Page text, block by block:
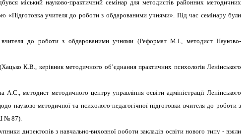
міський науково-практичний семінар для методистів районних методичних
«Підготовка учителя до роботи з обдарованими учнями». Під час семінару були
вчителя до роботи з обдарованими учнями (Реформат М.І., методист Науково-
К.В., керівник методичного об’єднання практичних психологів Ленінського
методист методичного центру управління освіти адміністрації Ленінського
науково-методичної та психолого-педагогічної підготовки вчителя до роботи з
№ 87).
директорів з навчально-виховної роботи закладів освіти нового типу - взяли